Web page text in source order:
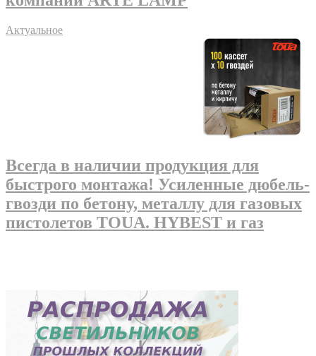
Актуальное
Всегда в наличии продукция для
быстрого монтажа! Усиленные дюбель-
гвозди по бетону, металлу для газовых
пистолетов TOUA. HYBEST и газ